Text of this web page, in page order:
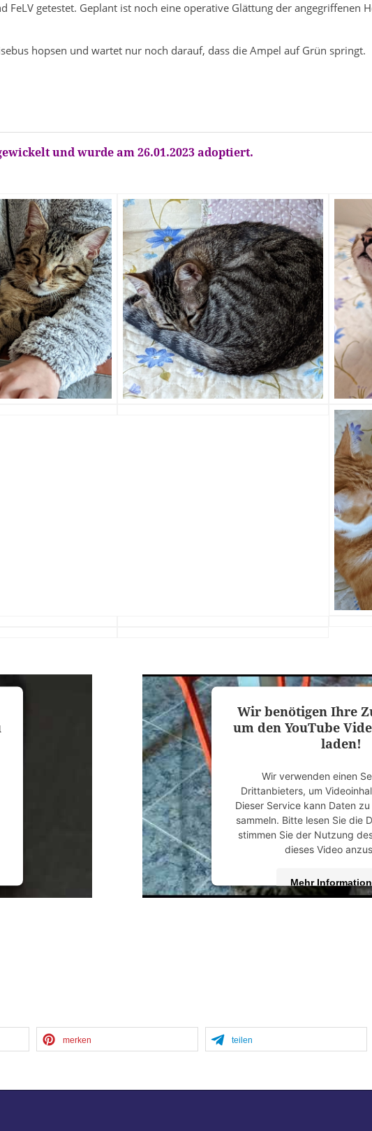
getestet. Geplant ist noch eine operative Glättung der angegriffenen
hopsen und wartet nur noch darauf, dass die Ampel auf Grün springt.
und wurde am 26.01.2023 adoptiert.
Wir benötigen Ihre
um den YouTube
laden!
Wir verwenden einen
Drittanbieters, um
Dieser Service kann Daten
sammeln. Bitte lesen Sie die
stimmen Sie der Nutzung
dieses Video
Mehr
merken teilen